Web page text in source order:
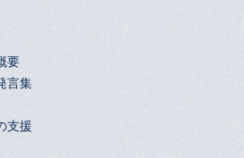
要
言集
支援